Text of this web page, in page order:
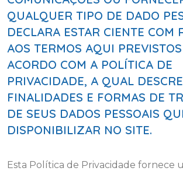
QUALQUER TIPO DE DADO
DECLARA ESTAR CIENTE COM
AOS TERMOS AQUI
ACORDO COM A POLÍTICA DE
PRIVACIDADE, A QUAL
FINALIDADES E FORMAS DE
DE SEUS DADOS PESSOAIS
DISPONIBILIZAR NO SITE.
Esta Política de Privacidade fornece